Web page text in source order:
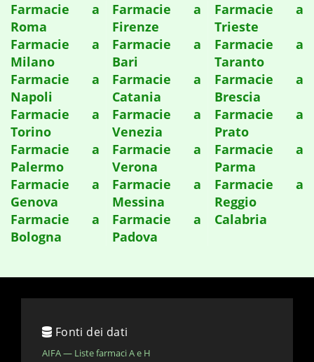
Farmacie a
Roma
Farmacie a
Milano
Farmacie a
Napoli
Farmacie a
Torino
Farmacie a
Palermo
Farmacie a
Genova
Farmacie a
Bologna
Farmacie a
Firenze
Farmacie a
Bari
Farmacie a
Catania
Farmacie a
Venezia
Farmacie a
Verona
Farmacie a
Messina
Farmacie a
Padova
Farmacie a
Trieste
Farmacie a
Taranto
Farmacie a
Brescia
Farmacie a
Prato
Farmacie a
Parma
Farmacie a
Reggio
Calabria
Fonti dei dati
AIFA — Liste farmaci A e H